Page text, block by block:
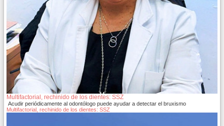
Multifactorial, rechinido de los dientes: SSZ
Acudir periódicamente al odontólogo puede ayudar a detectar el bruxismo
Multifactorial, rechinido de los dientes: SSZ